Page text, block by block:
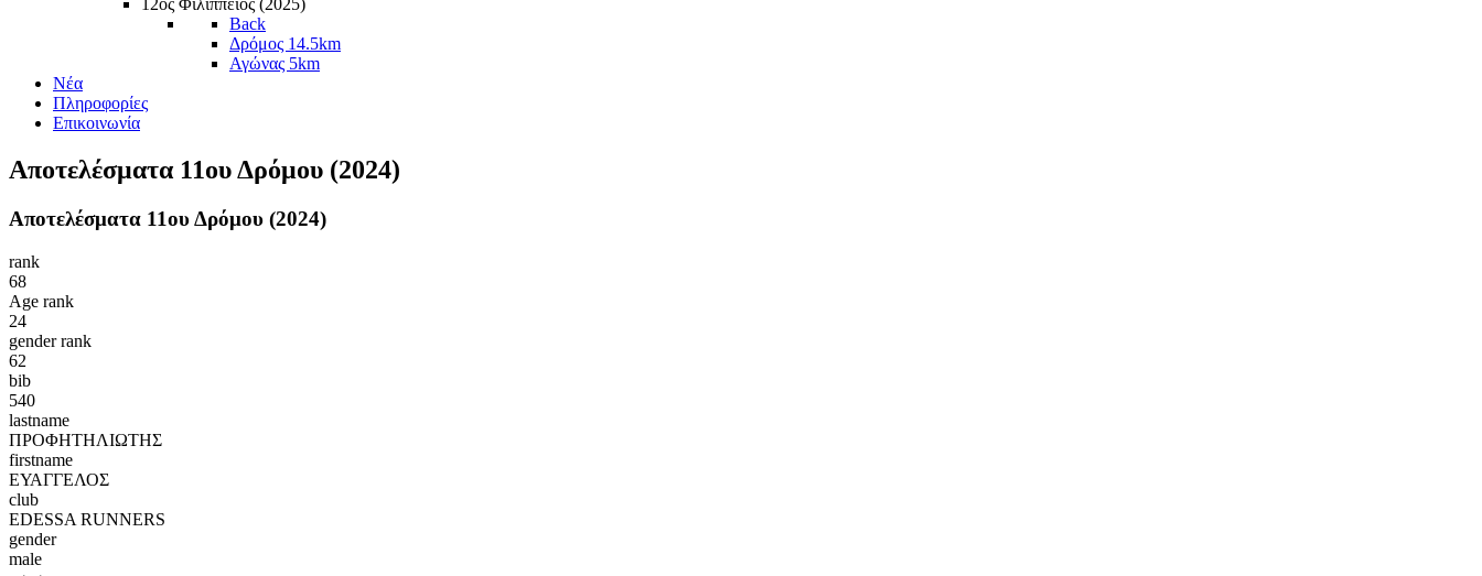
12ος Φιλίππειος (2025)
Back
Δρόμος 14.5km
Αγώνας 5km
Νέα
Πληροφορίες
Επικοινωνία
Αποτελέσματα 11ου Δρόμου (2024)
Αποτελέσματα 11ου Δρόμου (2024)
rank
68
Age rank
24
gender rank
62
bib
540
lastname
ΠΡΟΦΗΤΗΛΙΩΤΗΣ
firstname
ΕΥΑΓΓΕΛΟΣ
club
EDESSA RUNNERS
gender
male